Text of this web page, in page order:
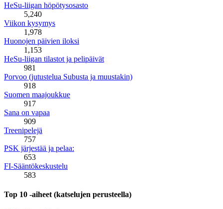
HeSu-liigan höpötysosasto
5,240
Viikon kysymys
1,978
Huonojen päivien iloksi
1,153
HeSu-liigan tilastot ja pelipäivät
981
Porvoo (jutustelua Subusta ja muustakin)
918
Suomen maajoukkue
917
Sana on vapaa
909
Treenipelejä
757
PSK järjestää ja pelaa:
653
FI-Sääntökeskustelu
583
Top 10 -aiheet (katselujen perusteella)